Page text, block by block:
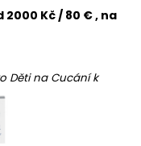
Kč / 80 € , na
Děti na Cucání k